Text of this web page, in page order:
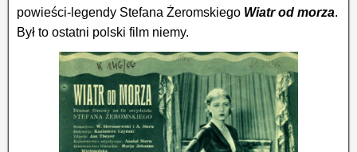
powieści-legendy Stefana Żeromskiego Wiatr od morza.
Był to ostatni polski film niemy.